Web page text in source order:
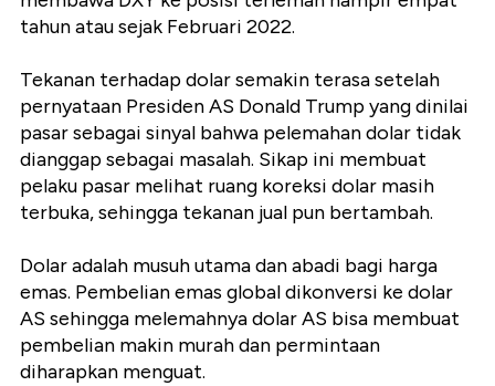
tahun atau sejak Februari 2022.
Tekanan terhadap dolar semakin terasa setelah
pernyataan Presiden AS Donald Trump yang dinilai
pasar sebagai sinyal bahwa pelemahan dolar tidak
dianggap sebagai masalah. Sikap ini membuat
pelaku pasar melihat ruang koreksi dolar masih
terbuka, sehingga tekanan jual pun bertambah.
Dolar adalah musuh utama dan abadi bagi harga
emas. Pembelian emas global dikonversi ke dolar
AS sehingga melemahnya dolar AS bisa membuat
pembelian makin murah dan permintaan
diharapkan menguat.